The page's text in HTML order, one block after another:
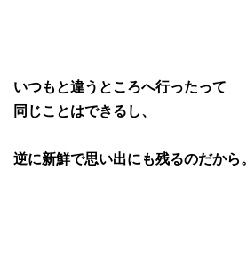
いつもと違うところへ行ったって
同じことはできるし、
逆に新鮮で思い出にも残るのだから。